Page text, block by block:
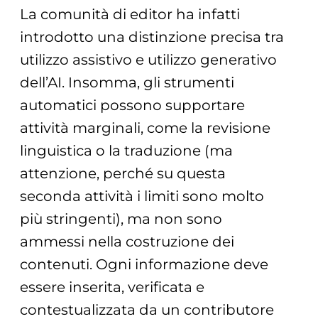
La comunità di editor ha infatti
introdotto una distinzione precisa tra
utilizzo assistivo e utilizzo generativo
dell’AI. Insomma, gli strumenti
automatici possono supportare
attività marginali, come la revisione
linguistica o la traduzione (ma
attenzione, perché su questa
seconda attività i limiti sono molto
più stringenti), ma non sono
ammessi nella costruzione dei
contenuti. Ogni informazione deve
essere inserita, verificata e
contestualizzata da un contributore